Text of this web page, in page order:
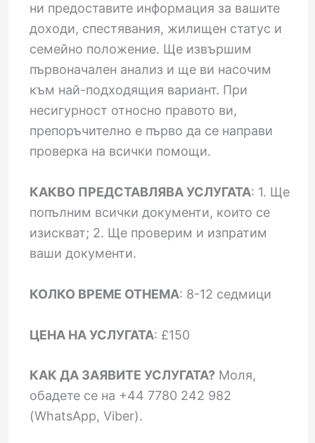
ни предоставите информация за вашите
доходи, спестявания, жилищен статус и
семейно положение. Ще извършим
първоначален анализ и ще ви насочим
към най-подходящия вариант. При
несигурност относно правото ви,
препоръчително е първо да се направи
проверка на всички помощи.
КАКВО ПРЕДСТАВЛЯВА УСЛУГАТА: 1. Ще
попълним всички документи, които се
изискват; 2. Ще проверим и изпратим
ваши документи.
КОЛКО ВРЕМЕ ОТНЕМА: 8-12 седмици
ЦЕНА НА УСЛУГАТА: £150
КАК ДА ЗАЯВИТЕ УСЛУГАТА?Моля,
обадете се на +44 7780 242 982
(WhatsApp, Viber).